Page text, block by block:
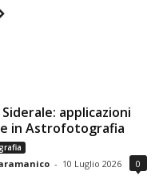
applicazioni
in Astrofotografia
- 10 Luglio 2026 0